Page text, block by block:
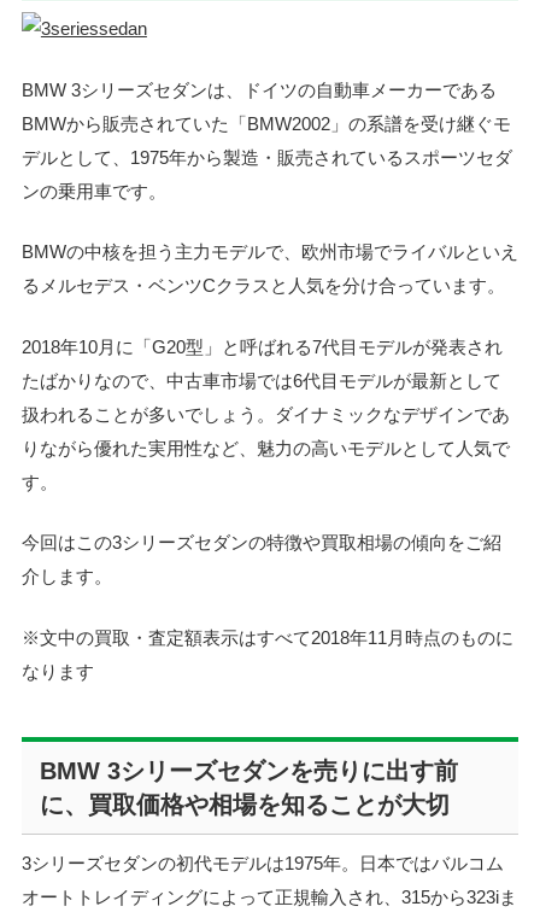
BMW 3シリーズセダンは、ドイツの自動車メーカーである
BMWから販売されていた「BMW2002」の系譜を受け継ぐモ
デルとして、1975年から製造・販売されているスポーツセダ
ンの乗用車です。
BMWの中核を担う主力モデルで、欧州市場でライバルといえ
るメルセデス・ベンツCクラスと人気を分け合っています。
2018年10月に「G20型」と呼ばれる7代目モデルが発表され
たばかりなので、中古車市場では6代目モデルが最新として
扱われることが多いでしょう。ダイナミックなデザインであ
りながら優れた実用性など、魅力の高いモデルとして人気で
す。
今回はこの3シリーズセダンの特徴や買取相場の傾向をご紹
介します。
※文中の買取・査定額表示はすべて2018年11月時点のものに
なります
BMW 3シリーズセダンを売りに出す前
に、買取価格や相場を知ることが大切
3シリーズセダンの初代モデルは1975年。日本ではバルコム
オートトレイディングによって正規輸入され、315から323iま